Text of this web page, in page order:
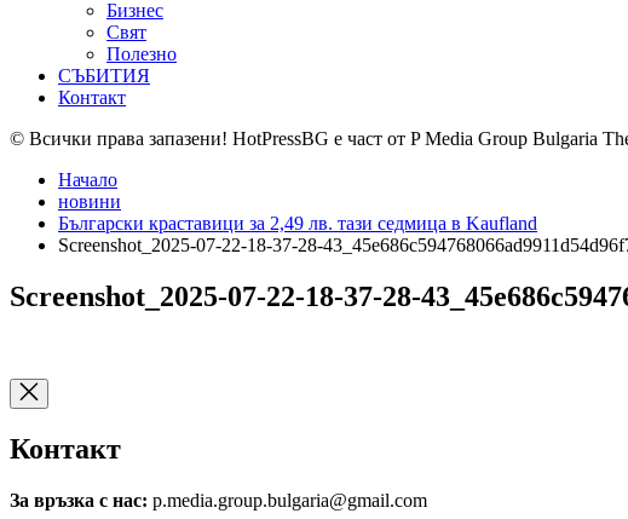
Бизнес
Свят
Полезно
СЪБИТИЯ
Контакт
© Всички права запазени! HotPressBG е част от P Media Group Bulgaria
Начало
новини
Български краставици за 2,49 лв. тази седмица в Kaufland
Screenshot_2025-07-22-18-37-28-
Screenshot_2025-07-22-18-37-28-
Контакт
За връзка с нас: p.media.group.bulgaria@gmail.com